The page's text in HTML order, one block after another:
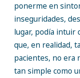
ponerme en
inseguridades,
lugar, podía intuir
que, en realidad,
pacientes, no era
tan simple como